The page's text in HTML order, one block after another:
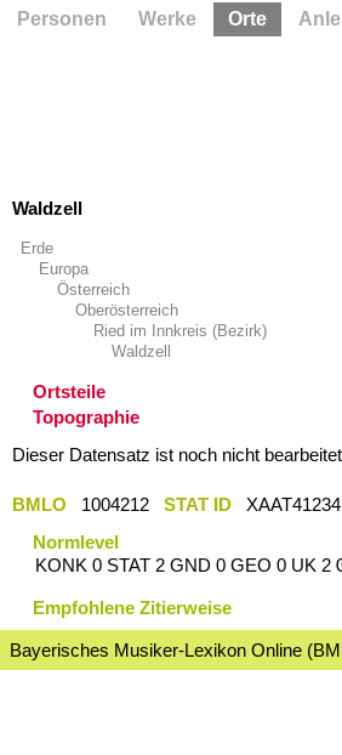
Waldzell
Erde
Europa
Österreich
Oberösterreich
Ried im Innkreis (Bezirk)
Waldzell
Ortsteile
Topographie
Dieser Datensatz ist noch nicht
BMLO 1004212 STAT ID
Normlevel
KONK 0 STAT 2 GND 0 GEO 0 UK 2
Empfohlene Zitierweise
Bayerisches Musiker-Lexikon Online
Personen Werke Orte